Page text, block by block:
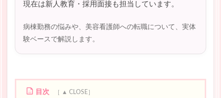
現在は新人教育・採用面接も担当しています。
病棟勤務の悩みや、美容看護師への転職について、実体
験ベースで解説します。
目次